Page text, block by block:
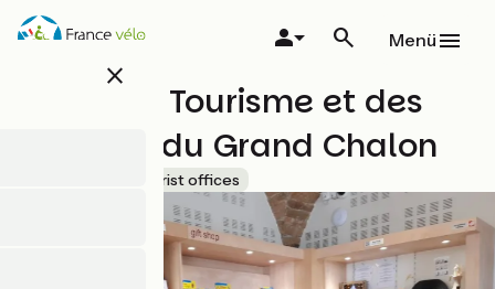
Direkt
zum
close
Menü
Office de Tourisme et des
Congrès du Grand Chalon
Tourist offices